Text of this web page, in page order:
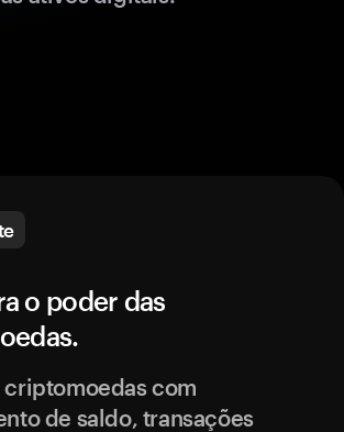
o poder das
com
de saldo, transações